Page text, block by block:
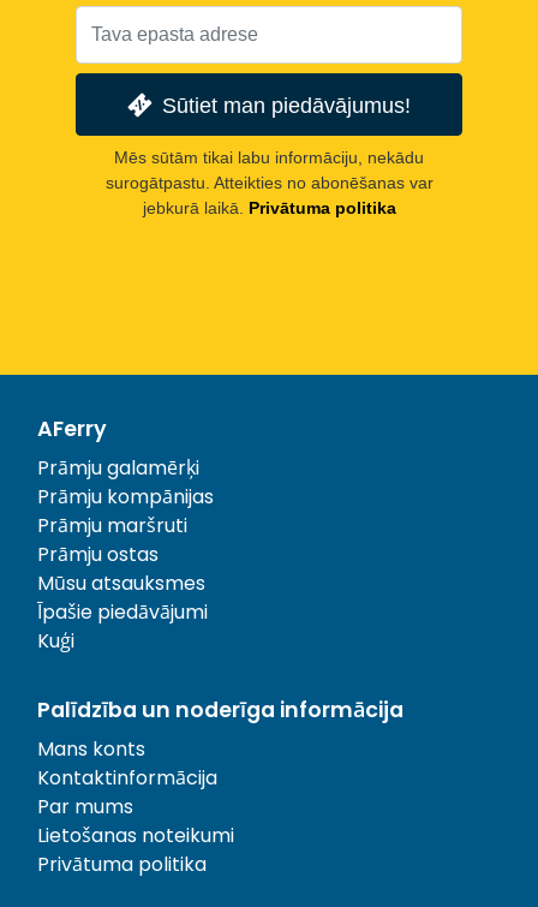
Sūtiet man piedāvājumus!
Mēs sūtām tikai labu informāciju, nekādu
surogātpastu. Atteikties no abonēšanas var
jebkurā laikā.
Privātuma politika
AFerry
Prāmju galamērķi
Prāmju kompānijas
Prāmju maršruti
Prāmju ostas
Mūsu atsauksmes
Īpašie piedāvājumi
Kuģi
Palīdzība un noderīga informācija
Mans konts
Kontaktinformācija
Par mums
Lietošanas noteikumi
Privātuma politika